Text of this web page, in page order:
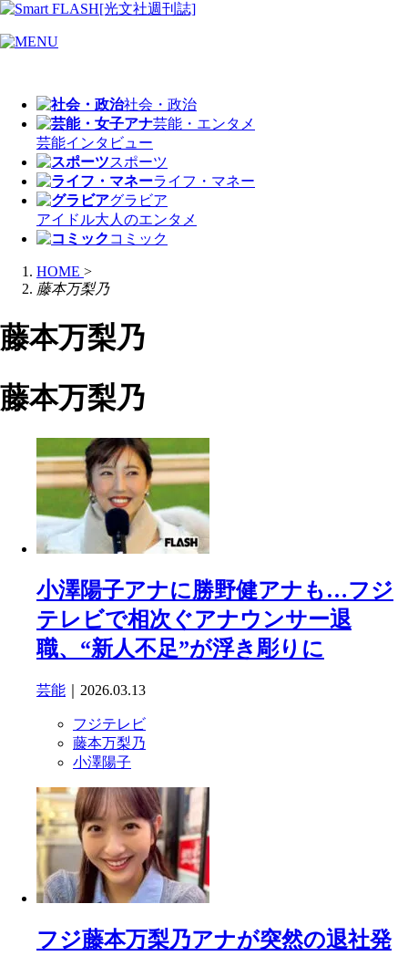
社会・政治
芸能・エンタメ
芸能インタビュー
スポーツ
ライフ・マネー
グラビア
アイドル大人のエンタメ
コミック
HOME >
藤本万梨乃
藤本万梨乃
藤本万梨乃
小澤陽子アナに勝野健アナも…フジ
テレビで相次ぐアナウンサー退
職、“新人不足”が浮き彫りに
芸能 ｜2026.03.13
フジテレビ
藤本万梨乃
小澤陽子
フジ藤本万梨乃アナが突然の退社発